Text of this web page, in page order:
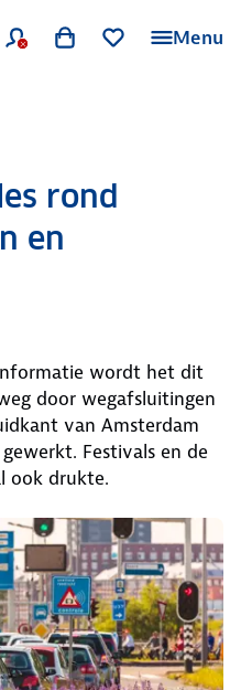
Menu
rond
en
wordt het dit
door wegafsluitingen
van Amsterdam
Festivals en de
ook drukte.